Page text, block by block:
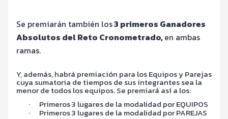
Se premiarán también los3 primeros Ganadores
Absolutos del Reto Cronometrado,en ambas
ramas.
Y, además, habrá premiación para los Equipos y Parejas
cuya sumatoria de tiempos de sus integrantes sea la
menor de todos los equipos. Se premiará así a los:
·
Primeros 3 lugares de la modalidad por EQUIPOS
· Primeros 3 lugares de la modalidad por PAREJAS